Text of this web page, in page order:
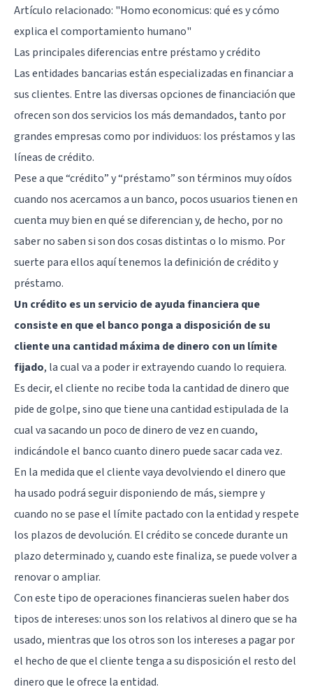
Artículo relacionado: "Homo economicus: qué es y cómo
explica el comportamiento humano"
Las principales diferencias entre préstamo y crédito
Las entidades bancarias están especializadas en financiar a
sus clientes. Entre las diversas opciones de financiación que
ofrecen son dos servicios los más demandados, tanto por
grandes empresas como por individuos: los préstamos y las
líneas de crédito.
Pese a que “crédito” y “préstamo” son términos muy oídos
cuando nos acercamos a un banco, pocos usuarios tienen en
cuenta muy bien en qué se diferencian y, de hecho, por no
saber no saben si son dos cosas distintas o lo mismo. Por
suerte para ellos aquí tenemos la definición de crédito y
préstamo.
Un crédito es un servicio de ayuda financiera que
consiste en que el banco ponga a disposición de su
cliente una cantidad máxima de dinero con un límite
fijado, la cual va a poder ir extrayendo cuando lo requiera.
Es decir, el cliente no recibe toda la cantidad de dinero que
pide de golpe, sino que tiene una cantidad estipulada de la
cual va sacando un poco de dinero de vez en cuando,
indicándole el banco cuanto dinero puede sacar cada vez.
En la medida que el cliente vaya devolviendo el dinero que
ha usado podrá seguir disponiendo de más, siempre y
cuando no se pase el límite pactado con la entidad y respete
los plazos de devolución. El crédito se concede durante un
plazo determinado y, cuando este finaliza, se puede volver a
renovar o ampliar.
Con este tipo de operaciones financieras suelen haber dos
tipos de intereses: unos son los relativos al dinero que se ha
usado, mientras que los otros son los intereses a pagar por
el hecho de que el cliente tenga a su disposición el resto del
dinero que le ofrece la entidad.